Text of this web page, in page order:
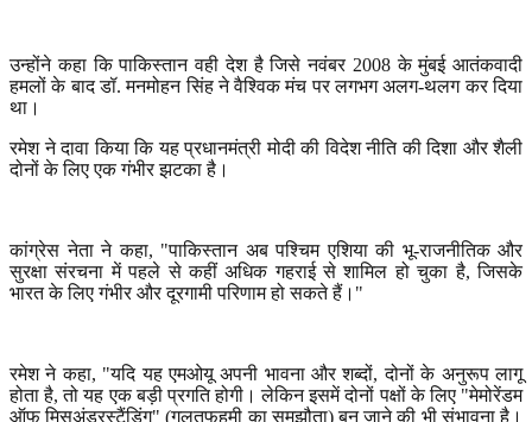
उन्होंने कहा कि पाकिस्तान वही देश है जिसे नवंबर 2008के मुंबई आतंकवादी
हमलों के बाद डॉ. मनमोहन सिंह ने वैश्विक मंच पर लगभग अलग-थलग कर दिया
था।
रमेश ने दावा किया कि यह प्रधानमंत्री मोदी की विदेश नीति की दिशा और शैली
दोनों के लिए एक गंभीर झटका है।
कांग्रेस नेता ने कहा, "पाकिस्तान अब पश्चिम एशिया की भू-राजनीतिक और
सुरक्षा संरचना में पहले से कहीं अधिक गहराई से शामिल हो चुका है,जिसके
भारत के लिए गंभीर और दूरगामी परिणाम हो सकते हैं।"
रमेश ने कहा, "यदि यह एमओयू अपनी भावना और शब्दों,दोनों के अनुरूप लागू
होता है,तो यह एक बड़ी प्रगति होगी। लेकिन इसमें दोनों पक्षों के लिए "मेमोरेंडम
ऑफ मिसअंडरस्टैंडिंग" (गलतफहमी का समझौता) बन जाने की भी संभावना है।